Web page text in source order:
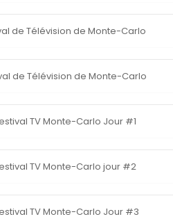
de Télévision de Monte-Carlo
de Télévision de Monte-Carlo
TV Monte-Carlo Jour #1
TV Monte-Carlo jour #2
TV Monte-Carlo Jour #3